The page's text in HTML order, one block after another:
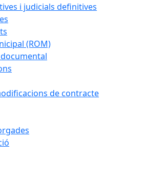
i judicials definitives
(ROM)
de contracte